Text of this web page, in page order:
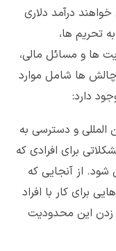
درآمد دلاری
تحریم ها،
ها و مسائل مالی،
ها شامل موارد
دارد:
المللی و دسترسی به
برای افرادی که
شود. از آنجایی که
برای کار با افراد
زدن این محدودیت